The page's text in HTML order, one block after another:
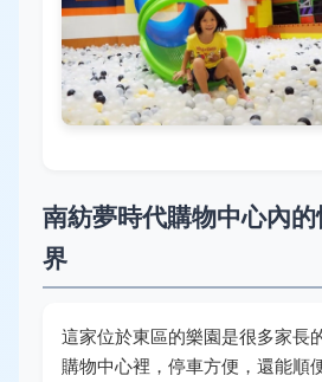
南紡夢時代購物中心內
界
這家位於東區的樂園是很多家長
購物中心裡，停車方便，還能順